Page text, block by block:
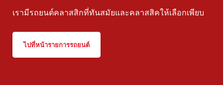
เรามีรถยนต์คลาสสิกที่ทันสมัยและคลาสสิคให้เลือกเพียบ
ไปที่หน้ารายการรถยนต์